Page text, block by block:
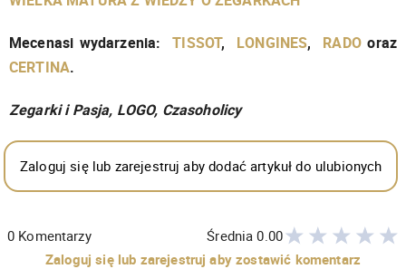
Mecenasi wydarzenia:TISSOT, LONGINES, RADOoraz
CERTINA.
Zegarki i Pasja, LOGO, Czasoholicy
Zaloguj się lub zarejestruj aby dodać artykuł do ulubionych
0 Komentarzy Średnia0.00
Zaloguj się lub zarejestruj aby zostawić komentarz